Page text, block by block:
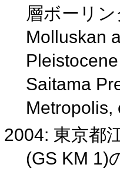
層ボーリ
Molluskan
Saitama
Metropolis,
2004: 東京都
(GS KM 1)